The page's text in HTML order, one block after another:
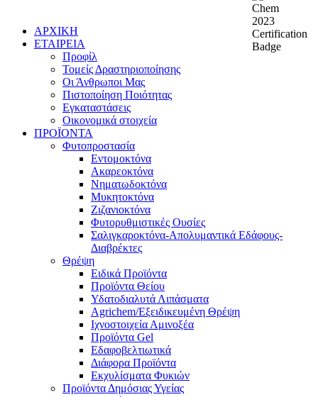
ΑΡΧΙΚΗ
ΕΤΑΙΡΕΙΑ
Προφίλ
Τομείς Δραστηριοποίησης
Οι Άνθρωποι Μας
Πιστοποίηση Ποιότητας
Εγκαταστάσεις
Οικονομικά στοιχεία
ΠΡΟΪΟΝΤΑ
Φυτοπροστασία
Εντομοκτόνα
Ακαρεοκτόνα
Νηματωδοκτόνα
Μυκητοκτόνα
Ζιζανιοκτόνα
Φυτορυθμιστικές Ουσίες
Σαλιγκαροκτόνα-Απολυμαντικά Εδάφους-
Διαβρέκτες
Θρέψη
Ειδικά Προϊόντα
Προϊόντα Θείου
Υδατοδιαλυτά Λιπάσματα
Agrichem/Εξειδικευμένη Θρέψη
Ιχνοστοιχεία Αμινοξέα
Προϊόντα Gel
Εδαφοβελτιωτικά
Διάφορα Προϊόντα
Εκχυλίσματα Φυκιών
Προϊόντα Δημόσιας Υγείας